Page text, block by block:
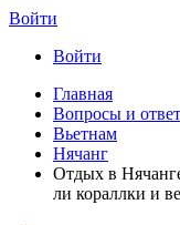
Войти
Войти
Главная
Вопросы и
Вьетнам
Нячанг
Отдых в
ли кораллки и